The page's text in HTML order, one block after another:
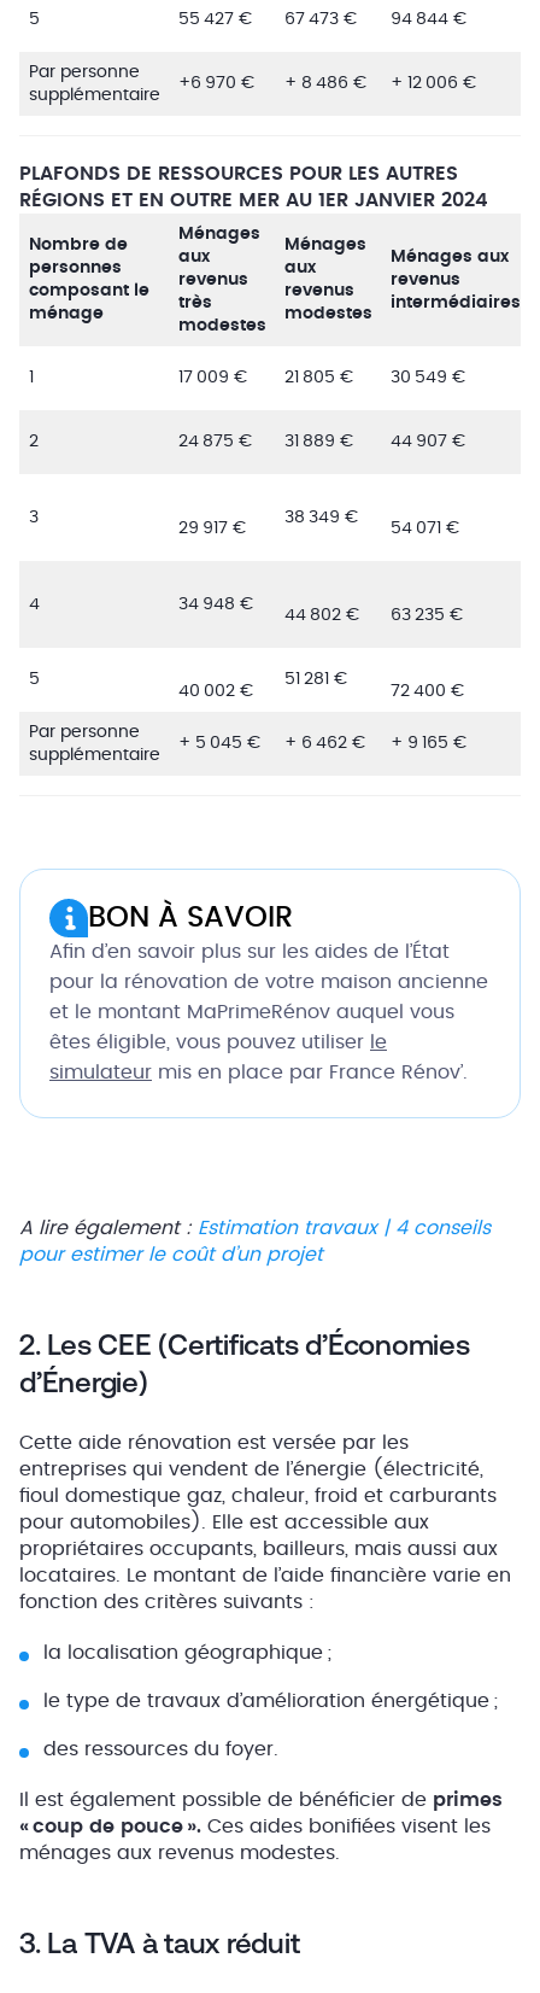
5 55 427 € 67 473 € 94 844 €
Par personne
supplémentaire
+6 970 € + 8 486 € + 12 006 €
PLAFONDS DE RESSOURCES POUR LES AUTRES
RÉGIONS ET EN OUTRE MER AU 1ER JANVIER 2024
Nombre de
personnes
composant le
ménage
Ménages
aux
revenus
très
modestes
Ménages
aux
revenus
modestes
Ménages aux
revenus
intermédiaires
17 009 € 21 805 € 30 549 €
2 24 875 € 31 889 € 44 907 €
3
29 917 €
38 349 €
54 071 €
4 34 948 €
44 802 € 63 235 €
5
40 002 €
51 281 €
72 400 €
Par personne
supplémentaire
+ 5 045 € + 6 462 € + 9 165 €
BON À SAVOIR
Afin d’en savoir plus sur les aides de l’État
pour la rénovation de votre maison ancienne
et le montant MaPrimeRénov auquel vous
êtes éligible, vous pouvez utiliser le
simulateur mis en place par France Rénov’.
A lire également : Estimation travaux | 4 conseils
pour estimer le coût d’un projet
2. Les CEE (Certificats d’Économies
d’Énergie)
Cette aide rénovation est versée par les
entreprises qui vendent de l’énergie (électricité,
fioul domestique gaz, chaleur, froid et carburants
pour automobiles). Elle est accessible aux
propriétaires occupants, bailleurs, mais aussi aux
locataires. Le montant de l’aide financière varie en
fonction des critères suivants :
la localisation géographique ;
le type de travaux d’amélioration énergétique ;
des ressources du foyer.
Il est également possible de bénéficier de primes
« coup de pouce ». Ces aides bonifiées visent les
ménages aux revenus modestes.
3. La TVA à taux réduit